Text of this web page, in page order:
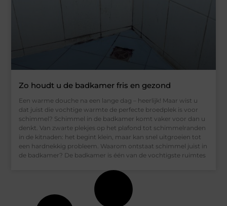
Zo houdt u de badkamer fris en gezond
Een warme douche na een lange dag – heerlijk! Maar wist u
dat juist die vochtige warmte de perfecte broedplek is voor
schimmel? Schimmel in de badkamer komt vaker voor dan u
denkt. Van zwarte plekjes op het plafond tot schimmelranden
in de kitnaden: het begint klein, maar kan snel uitgroeien tot
een hardnekkig probleem. Waarom ontstaat schimmel juist in
de badkamer? De badkamer is één van de vochtigste ruimtes